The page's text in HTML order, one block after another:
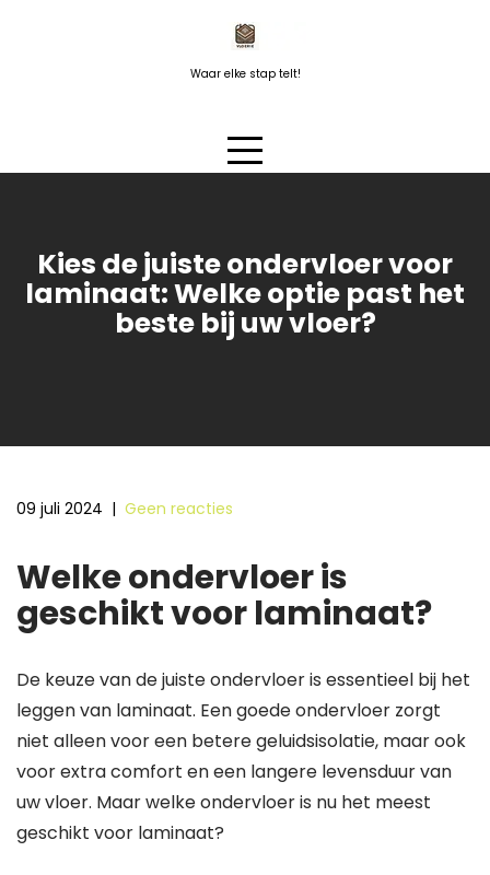
Waar elke stap telt!
Kies de juiste ondervloer voor
laminaat: Welke optie past het
beste bij uw vloer?
09 juli 2024 | Geen reacties
Welke ondervloer is
geschikt voor laminaat?
De keuze van de juiste ondervloer is essentieel bij het
leggen van laminaat. Een goede ondervloer zorgt
niet alleen voor een betere geluidsisolatie, maar ook
voor extra comfort en een langere levensduur van
uw vloer. Maar welke ondervloer is nu het meest
geschikt voor laminaat?